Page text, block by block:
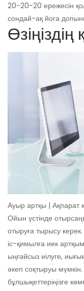
20-20-20 ережесін
сондай-ақ йога
Ауыр артқы | Ақпарат
Ойын үстінде
отыруға тырысу керек.
іс-қимылға иек
ыңғайсыз иілуге,
әкеп соқтыруы мүмкін.
бұлшықеттеріңізге